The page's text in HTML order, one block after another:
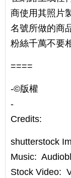
商使用其照片
名號所做的商
粉絲千萬不要
====
-©️版權
-
Credits:
shutterstock
Music:
Stock Video: